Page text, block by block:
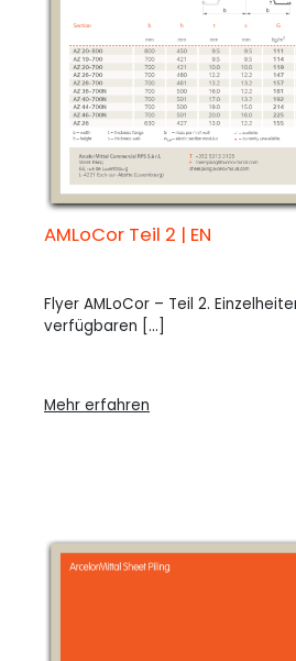
AMLoCor Teil 2 | EN
Flyer AMLoCor – Teil 2.
verfügbaren [...]
Mehr erfahren